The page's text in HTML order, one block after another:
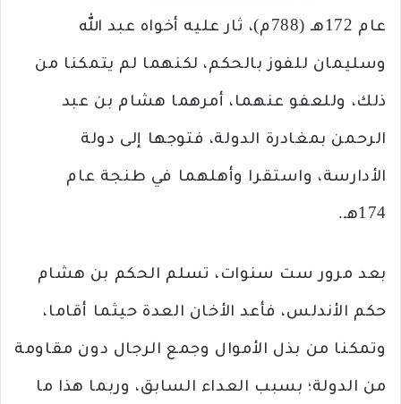
عام 172هـ (788م)، ثار عليه أخواه عبد الله
وسليمان للفوز بالحكم، لكنهما لم يتمكنا من
ذلك، وللعفو عنهما، أمرهما هشام بن عبد
الرحمن بمغادرة الدولة، فتوجها إلى دولة
الأدارسة، واستقرا وأهلهما في طنجة عام
174هـ.
بعد مرور ست سنوات، تسلم الحكم بن هشام
حكم الأندلس، فأعد الأخان العدة حيثما أقاما،
وتمكنا من بذل الأموال وجمع الرجال دون مقاومة
من الدولة؛ بسبب العداء السابق، وربما هذا ما